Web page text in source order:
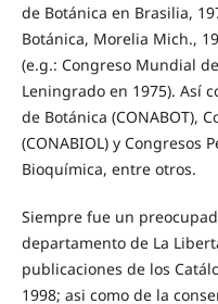
de Botánica en Brasilia,
Botánica, Morelia Mich.,
(e.g.: Congreso Mundial
Leningrado en 1975). Así
de Botánica (CONABOT),
(CONABIOL) y Congresos
Bioquímica, entre otros.
Siempre fue un
departamento de La
publicaciones de los
1998; asi como de la